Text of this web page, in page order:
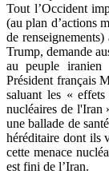
Tout l’Occident
(au plan d’actions
de
Trump, demande
au peuple
Président français
saluant les « effets
nucléaires de l'Iran
une ballade de
héréditaire dont ils
cette menace
est fini de l’Iran.